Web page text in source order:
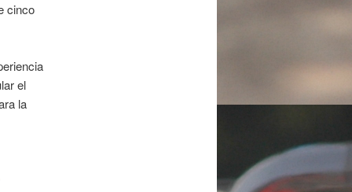
cinco
el
la